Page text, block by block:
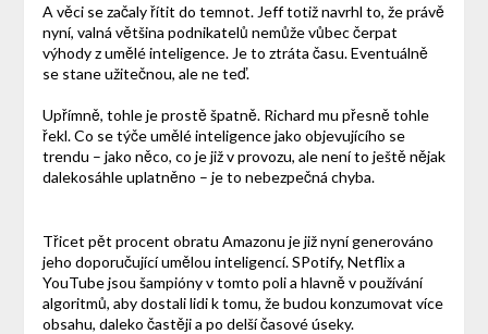
A věci se začaly řítit do temnot. Jeff totiž navrhl to, že právě
nyní, valná většina podnikatelů nemůže vůbec čerpat
výhody z umělé inteligence. Je to ztráta času. Eventuálně
se stane užitečnou, ale ne teď.
Upřímně, tohle je prostě špatně. Richard mu přesně tohle
řekl. Co se týče umělé inteligence jako objevujícího se
trendu – jako něco, co je již v provozu, ale není to ještě nějak
dalekosáhle uplatněno – je to nebezpečná chyba.
Třicet pět procent obratu Amazonu je již nyní generováno
jeho doporučující umělou inteligencí. SPotify, Netflix a
YouTube jsou šampióny v tomto poli a hlavně v používání
algoritmů, aby dostali lidi k tomu, že budou konzumovat více
obsahu, daleko častěji a po delší časové úseky.